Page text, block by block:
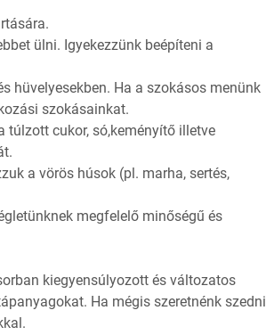
ülni. Igyekezzünk beépíteni a
hüvelyesekben. Ha a szokásos menünk
szokásainkat.
túlzott cukor, só,keményítő illetve
a vörös húsok (pl. marha, sertés,
megfelelő minőségű és
kiegyensúlyozott és változatos
Ha mégis szeretnénk szedni